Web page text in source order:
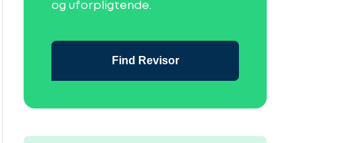
og uforpligtende.
Find Revisor